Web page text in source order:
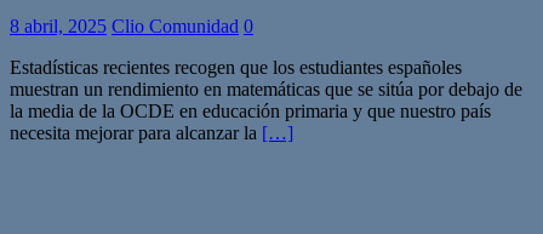
8 abril, 2025 Clio Comunidad 0
Estadísticas recientes recogen que los estudiantes españoles
muestran un rendimiento en matemáticas que se sitúa por debajo de
la media de la OCDE en educación primaria y que nuestro país
necesita mejorar para alcanzar la […]